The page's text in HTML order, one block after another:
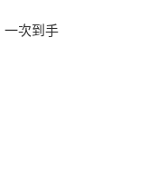
一次到手